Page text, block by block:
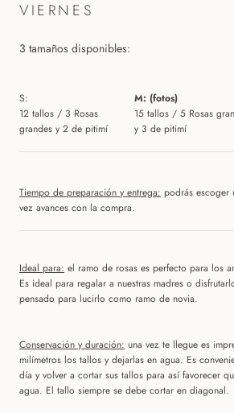
VIERNES
3 tamaños disponibles:
S:
12 tallos / 3 Rosas
grandes y 2 de pitimí
M: (fotos)
15 tallos / 5 Rosas
y 3 de pitimí
Tiempo de preparación y entrega: podrás escoger
vez avances con la compra.
Ideal para: el ramo de rosas es perfecto para los
Es ideal para regalar a nuestras madres o
pensado para lucirlo como ramo de novia.
Conservación y duración: una vez te llegue es
milímetros los tallos y dejarlas en agua. Es
día y volver a cortar sus tallos para así favorecer
agua. El tallo siempre se debe cortar en diagonal.